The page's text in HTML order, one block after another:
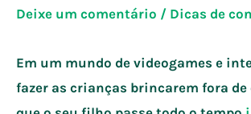
Deixe um comentário / Dicas de
Em um mundo de videogames e
fazer as crianças brincarem fora